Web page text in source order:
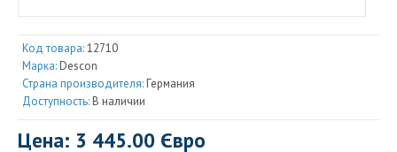
Код товара:12710
Марка: Descon
Страна производителя: Германия
Доступность: В наличии
Цена: 3 445.00 Євро